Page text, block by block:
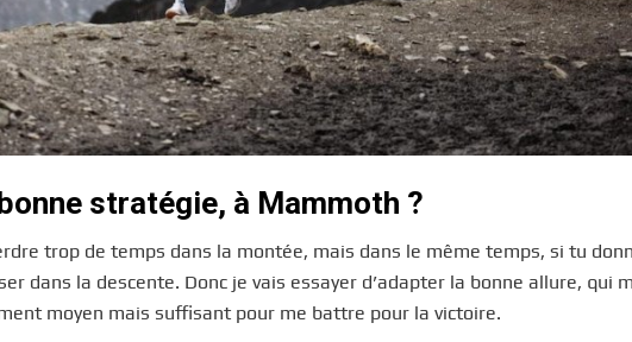
stratégie, à Mammoth ?
trop de temps dans la montée, mais dans le même temps, si tu
dans la descente. Donc je vais essayer d’adapter la bonne allure, qui
moyen mais suffisant pour me battre pour la victoire.